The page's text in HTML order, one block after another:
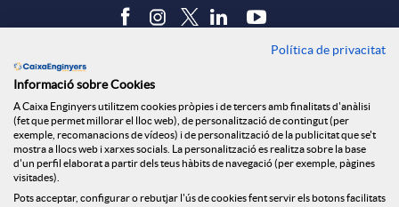
Política de cookies
Avís legal
Seguretat Online
Canal denúncies
Política de privacitat
Informació sobre Cookies
A Caixa Enginyers utilitzem cookies pròpies i de tercers amb finalitats d'anàlisi
(fet que permet millorar el lloc web), de personalització de contingut (per
exemple, recomanacions de vídeos) i de personalització de la publicitat que se't
mostra a llocs web i xarxes socials. La personalització es realitza sobre la base
d'un perfil elaborat a partir dels teus hàbits de navegació (per exemple, pàgines
visitades).
Pots acceptar, configurar o rebutjar l'ús de cookies fent servir els botons facilitats